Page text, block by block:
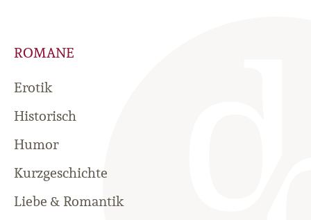
ROMANE
Erotik
Historisch
Humor
Kurzgeschichte
Liebe & Romantik